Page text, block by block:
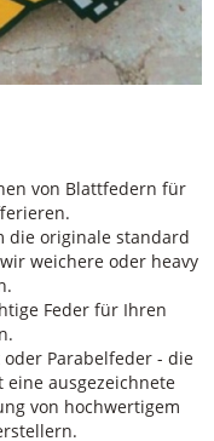
von Blattfedern für
die originale standard
weichere oder heavy
Feder für Ihren
Parabelfeder - die
ausgezeichnete
von hochwertigem